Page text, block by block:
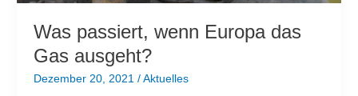
Was passiert, wenn Europa das
Gas ausgeht?
Dezember 20, 2021 / Aktuelles